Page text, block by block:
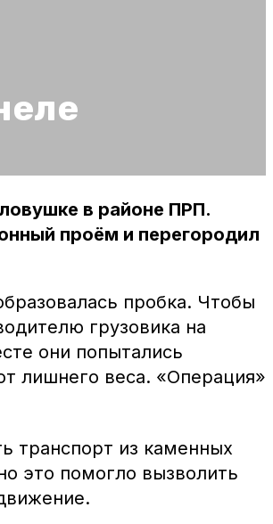
в районе ПРП.
проём и перегородил
пробка. Чтобы
грузовика на
они попытались
лишнего веса. «Операция»
транспорт из каменных
это помогло вызволить